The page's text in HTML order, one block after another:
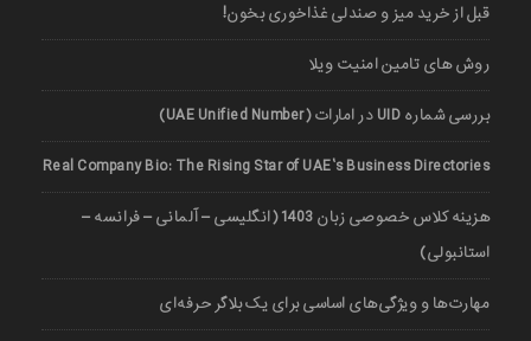
قبل از خرید میز و صندلی غذاخوری بخون!
روش های تامین امنیت ویلا
بررسی شماره UID در امارات (UAE Unified Number)
Real Company Bio: The Rising Star of UAE’s Business Directories
هزینه کلاس خصوصی زبان 1403 (انگلیسی – آلمانی – فرانسه –
استانبولی)
مهارت‌ها و ویژگی‌های اساسی برای یک بلاگر حرفه‌ای